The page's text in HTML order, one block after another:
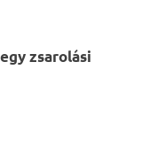
zsarolási